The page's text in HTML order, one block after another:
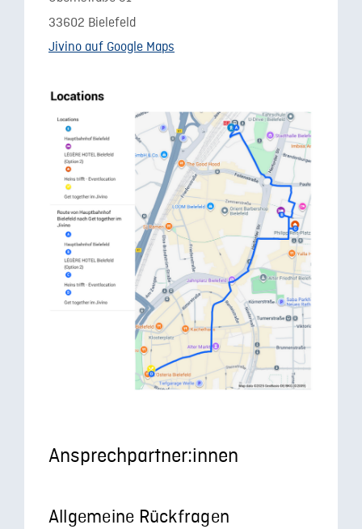
33602 Bielefeld
Jivino auf Google Maps
Ansprechpartner:innen
Allgemeine Rückfragen